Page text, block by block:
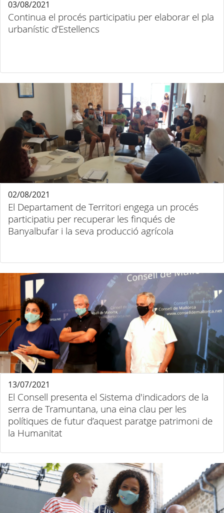
Continua el procés participatiu per elaborar el pla
urbanístic d’Estellencs
03/08/2021
El Departament de Territori engega un procés
participatiu per recuperar les finqués de
Banyalbufar i la seva producció agrícola
02/08/2021
El Consell presenta el Sistema d'indicadors de la
serra de Tramuntana, una eina clau per les
polítiques de futur d’aquest paratge patrimoni de
la Humanitat
13/07/2021